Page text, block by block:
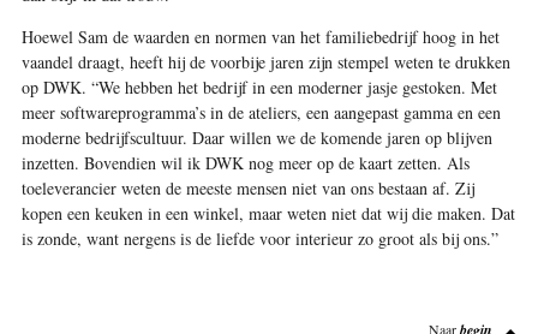
Hoewel Sam de waarden en normen van het familiebedrijf hoog in het
vaandel draagt, heeft hij de voorbije jaren zijn stempel weten te drukken
op DWK. “We hebben het bedrijf in een moderner jasje gestoken. Met
meer softwareprogramma’s in de ateliers, een aangepast gamma en een
moderne bedrijfscultuur. Daar willen we de komende jaren op blijven
inzetten. Bovendien wil ik DWK nog meer op de kaart zetten. Als
toeleverancier weten de meeste mensen niet van ons bestaan af. Zij
kopen een keuken in een winkel, maar weten niet dat wij die maken. Dat
is zonde, want nergens is de liefde voor interieur zo groot als bij ons.”
Naarbegin